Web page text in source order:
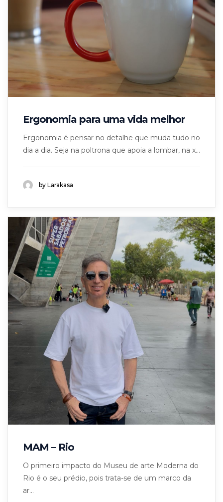
Ergonomia para uma vida melhor
Ergonomia é pensar no detalhe que muda tudo no
dia a dia. Seja na poltrona que apoia a lombar, na x...
by Larakasa
MAM – Rio
O primeiro impacto do Museu de arte Moderna do
Rio é o seu prédio, pois trata-se de um marco da
ar...